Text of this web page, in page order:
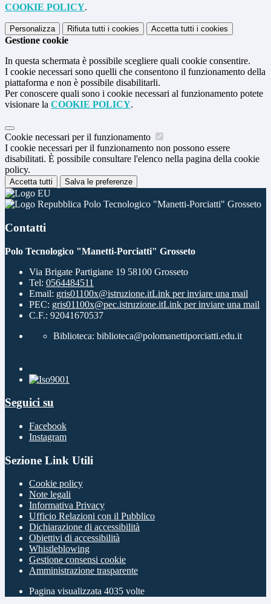
COOKIE POLICY.
Personalizza Rifiuta tutti i cookies Accetta tutti i cookies
Gestione cookie
In questa schermata è possibile scegliere quali cookie consentire.
I cookie necessari sono quelli che consentono il funzionamento della
piattaforma e non è possibile disabilitarli.
Per conoscere quali sono i cookie necessari al funzionamento potete
visionare la COOKIE POLICY.
Cookie necessari per il funzionamento
I cookie necessari per il funzionamento non possono essere
disabilitati. È possibile consultare l'elenco nella pagina della cookie
policy.
Accetta tutti Salva le preferenze
Polo Tecnologico "Manetti-Porciatti" Grosseto
Contatti
Polo Tecnologico "Manetti-Porciatti" Grosseto
Via Brigate Partigiane 19 58100 Grosseto
Tel: 0564484511
Email: gris01100x@istruzione.itLink per inviare una mail
PEC: gris01100x@pec.istruzione.itLink per inviare una mail
C.F.: 92041670537
Biblioteca: biblioteca@polomanettiporciatti.edu.it
Seguici su
Facebook
Instagram
Sezione Link Utili
Cookie policy
Note legali
Informativa Privacy
Ufficio Relazioni con il Pubblico
Dichiarazione di accessibilità
Obiettivi di accessibilità
Whistleblowing
Gestione consensi cookie
Amministrazione trasparente
Pagina visualizzata 4035 volte